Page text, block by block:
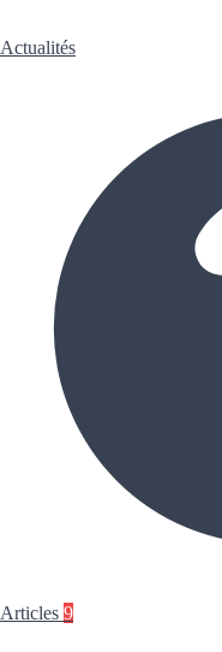
Actualités
Articles 9